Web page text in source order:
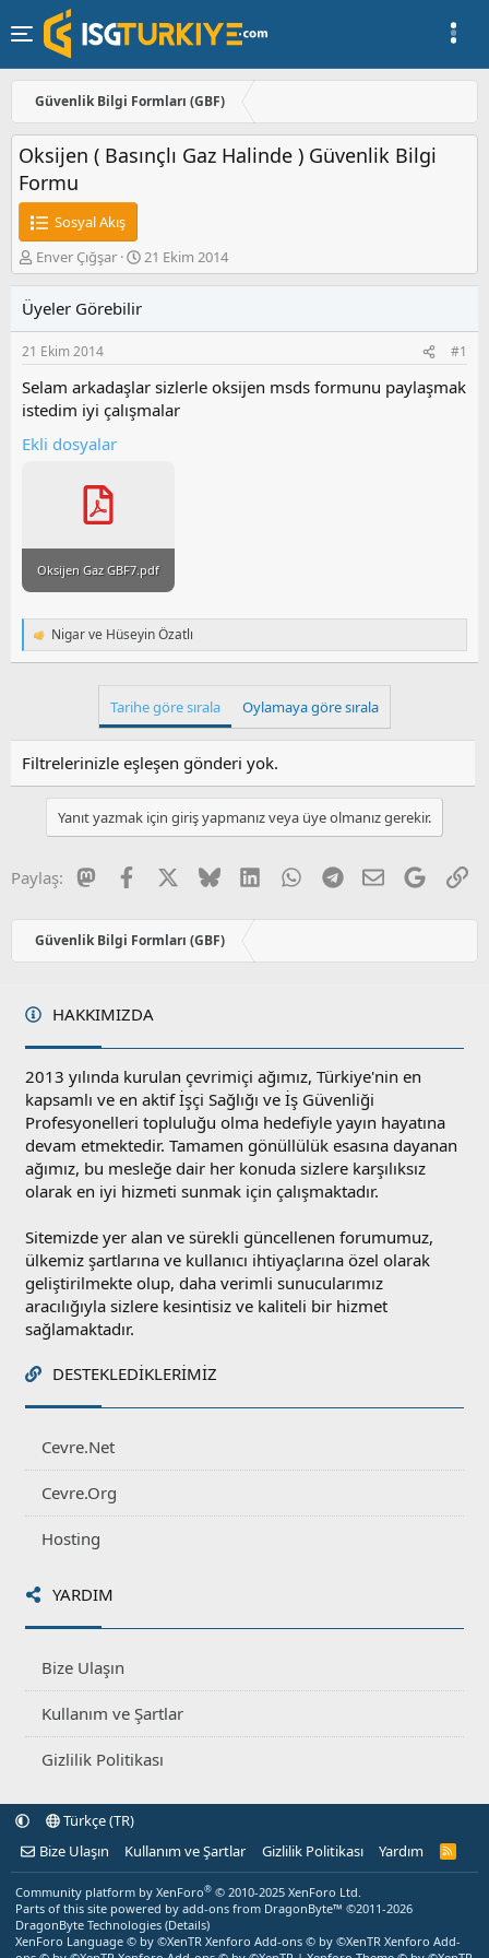
Güvenlik Bilgi Formları (GBF)
Oksijen ( Basınçlı Gaz Halinde ) Güvenlik Bilgi
Formu
Sosyal Akış
K
o
u
y
u
a
ş
a
Enver Çığşar
B
a
a
ı
ç
21 Ekim 2014
Üyeler Görebilir
21 Ekim 2014 #1
Selam arkadaşlar sizlerle oksijen msds formunu paylaşmak
istedim iyi çalışmalar
Ekli dosyalar
Oksijen Gaz GBF7.pdf
T
e
e
r
Nigarve Hüseyin Özatlı
Tarihe göre sırala Oylamaya göre sırala
Filtrelerinizle eşleşen gönderi yok.
Yanıt yazmak için giriş yapmanız veya üye olmanız gerekir.
Paylaş: MastodonFacebook BlueskyLinkedInWhatsAppTelegram
E-postaGoogle
Güvenlik Bilgi Formları (GBF)
HAKKIMIZDA
2013 yılında kurulan çevrimiçi ağımız, Türkiye'nin en
kapsamlı ve en aktif İşçi Sağlığı ve İş Güvenliği
Profesyonelleri topluluğu olma hedefiyle yayın hayatına
devam etmektedir. Tamamen gönüllülük esasına dayanan
ağımız, bu mesleğe dair her konuda sizlere karşılıksız
olarak en iyi hizmeti sunmak için çalışmaktadır.
Sitemizde yer alan ve sürekli güncellenen forumumuz,
ülkemiz şartlarına ve kullanıcı ihtiyaçlarına özel olarak
geliştirilmekte olup, daha verimli sunucularımız
aracılığıyla sizlere kesintisiz ve kaliteli bir hizmet
sağlamaktadır.
DESTEKLEDIKLERIMIZ
Cevre.Net
Cevre.Org
Hosting
YARDIM
Bize Ulaşın
Kullanım ve Şartlar
Gizlilik Politikası
Türkçe (TR)
Bize Ulaşın
Kullanım ve Şartlar Gizlilik Politikası Yardım
R
Community platform by XenForo® © 2010-2025 XenForo Ltd.
Parts of this site powered by add-ons from DragonByte™ ©2011-2026
DragonByte Technologies (Details)
XenForo Language © by ©XenTR Xenforo Add-ons © by ©XenTR Xenforo Add-